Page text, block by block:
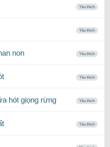
Yêu thích
Yêu thích
non Yêu thích
Yêu thích
hót giọng rừng Yêu thích
Yêu thích